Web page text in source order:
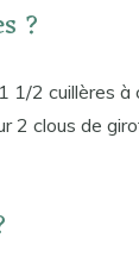
?
1/2 cuillères à
2 clous de